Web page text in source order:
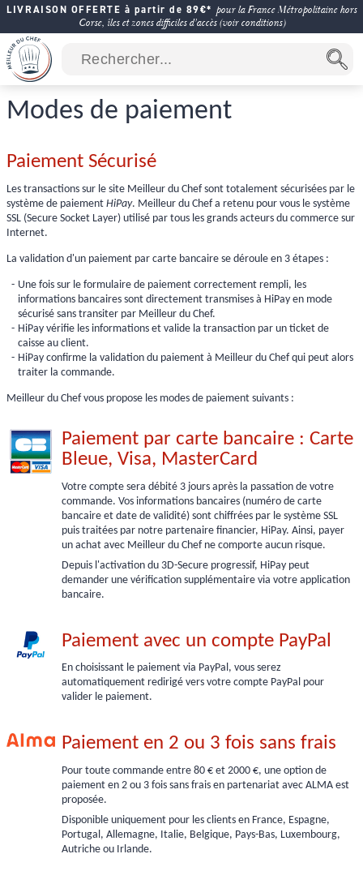
LIVRAISON OFFERTE à partir de 89€* pour la France Métropolitaine hors
Corse, îles et zones difficiles d'accès (voir conditions)
Modes de paiement
Paiement Sécurisé
Les transactions sur le site Meilleur du Chef sont totalement sécurisées par le
système de paiement HiPay. Meilleur du Chef a retenu pour vous le système
SSL (Secure Socket Layer) utilisé par tous les grands acteurs du commerce sur
Internet.
La validation d'un paiement par carte bancaire se déroule en 3 étapes :
Une fois sur le formulaire de paiement correctement rempli, les
informations bancaires sont directement transmises à HiPay en mode
sécurisé sans transiter par Meilleur du Chef.
HiPay vérifie les informations et valide la transaction par un ticket de
caisse au client.
HiPay confirme la validation du paiement à Meilleur du Chef qui peut alors
traiter la commande.
Meilleur du Chef vous propose les modes de paiement suivants :
Paiement par carte bancaire : Carte
Bleue, Visa, MasterCard
Votre compte sera débité 3 jours après la passation de votre
commande. Vos informations bancaires (numéro de carte
bancaire et date de validité) sont chiffrées par le système SSL
puis traitées par notre partenaire financier, HiPay. Ainsi, payer
un achat avec Meilleur du Chef ne comporte aucun risque.
Depuis l'activation du 3D-Secure progressif, HiPay peut
demander une vérification supplémentaire via votre application
bancaire.
Paiement avec un compte PayPal
En choisissant le paiement via PayPal, vous serez
automatiquement redirigé vers votre compte PayPal pour
valider le paiement.
Paiement en 2 ou 3 fois sans frais
Pour toute commande entre 80 € et 2000 €, une option de
paiement en 2 ou 3 fois sans frais en partenariat avec ALMA est
proposée.
Disponible uniquement pour les clients en France, Espagne,
Portugal, Allemagne, Italie, Belgique, Pays-Bas, Luxembourg,
Autriche ou Irlande.